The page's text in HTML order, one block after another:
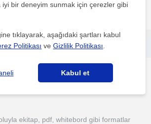
Ücretsiz iletişime geç
AYT) HAZIRLIK, OKULA DESTEK
İstanbul, İstan...
ekitap, pdf, whitebord gibi formatlar
iyi bir deneyim sunmak için çerezler gibi
tıklayarak, aşağıdaki şartları kabul
Politikası veGizlilik Politikası
Kabul et